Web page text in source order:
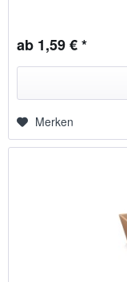
ab 1,59 € *
Merken